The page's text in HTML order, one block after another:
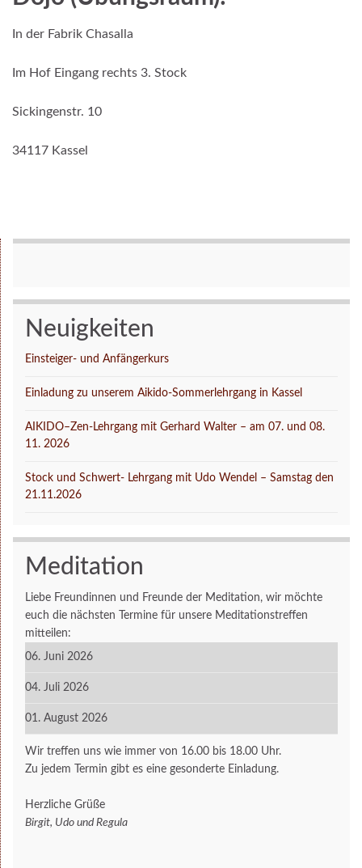
In der Fabrik Chasalla
Im Hof Eingang rechts 3. Stock
Sickingenstr. 10
34117 Kassel
Neuigkeiten
Einsteiger- und Anfängerkurs
Einladung zu unserem Aikido-Sommerlehrgang in Kassel
AIKIDO–Zen-Lehrgang mit Gerhard Walter – am 07. und 08.
11. 2026
Stock und Schwert- Lehrgang mit Udo Wendel – Samstag den
21.11.2026
Meditation
Liebe Freundinnen und Freunde der Meditation, wir möchte
euch die nächsten Termine für unsere Meditationstreffen
mitteilen:
06. Juni 2026
04. Juli 2026
01. August 2026
Wir treffen uns wie immer von 16.00 bis 18.00 Uhr.
Zu jedem Termin gibt es eine gesonderte Einladung.
Herzliche Grüße
Birgit, Udo und Regula